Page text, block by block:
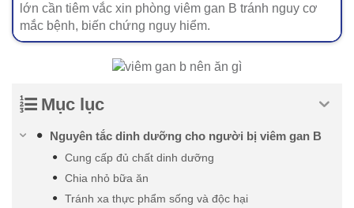
lớn cần tiêm vắc xin phòng viêm gan B tránh nguy cơ
mắc bệnh, biến chứng nguy hiểm.
Mục lục
Nguyên tắc dinh dưỡng cho người bị viêm gan B
Cung cấp đủ chất dinh dưỡng
Chia nhỏ bữa ăn
Tránh xa thực phẩm sống và độc hại